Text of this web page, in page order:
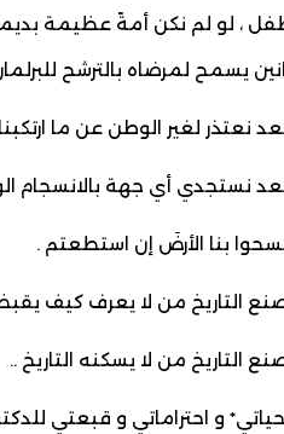
، لو لم نكن أمةً عظيمة
يسمح لمرضاه بالترشح
نعتذر لغير الوطن عن ما
نستجدي أي جهة بالانسجام
بنا الأرضَ إن استطعتم .
التاريخ من لا يعرف كيف
التاريخ من لا يسكنه التاريخ ..
و احتراماتي و قبعتي